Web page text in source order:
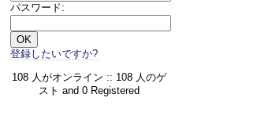
パスワード:
登録したいですか?
108 人がオンライン :: 108 人のゲ
スト and 0 Registered